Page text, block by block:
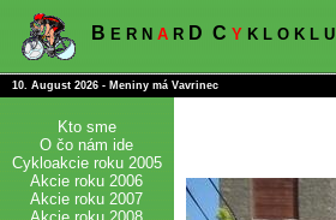
B E R N A R D C Y K L O K L U
10. August 2026 - Meniny má Vavrinec
Kto sme
O čo nám ide
Cykloakcie roku 2005
Akcie roku 2006
Akcie roku 2007